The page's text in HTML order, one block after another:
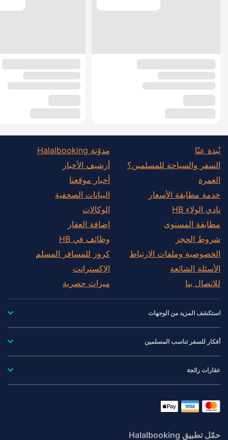
نُبذة عنّا
السفر والسياحة للمسلمين؟
العمرة
خدمة مطابقة الأسعار
نادي الولاء HB
مطابقة المستوى
شروط الحجز
الخصوصية وملفات الارتباط
الأسئلة الشائعة
للاتصال بنا
مدوّنة Halalbooking
أرشيف الأخبار
أخبار موقعنا
البيانات الصحفية
الوكالات
إضافة العقار
وظائف في HB
كروز للمسافر المسلم
الإكسترانت
ميزات حصرية
استكشف المزيد من الوجهات
أفكار للسفر تناسب المسلمين
عقارات رائجة
حمّل تطبيق Halalbooking